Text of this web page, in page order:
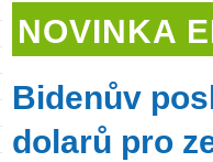
NOVINKA
Bidenův
dolarů pro